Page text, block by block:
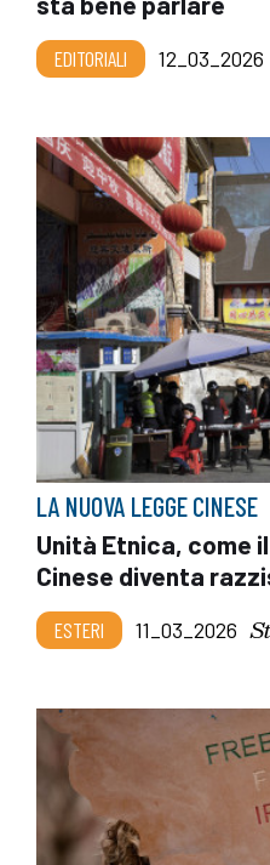
EDITORIALI 12_03_2026
LA NUOVA LEGGE CINESE
Unità Etnica, come
Cinese diventa
ESTERI 11_03_2026